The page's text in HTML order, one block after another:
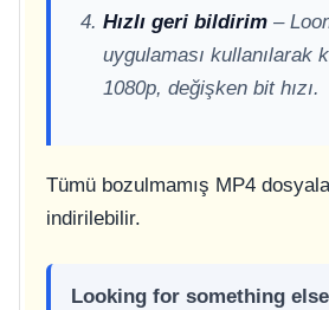
Hızlı geri bildirim–
uygulaması kullanılarak
1080p, değişken bit hızı.
Tümü bozulmamış MP4
indirilebilir.
Looking for something